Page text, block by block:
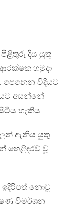
දිය යුතු
හමුදා
පෙනෙන විදියට
අසන්නේ
හැකිය.
ඇනිය යුතු
හෙළිදරව් වූ
නොවූ
විමර්ශන